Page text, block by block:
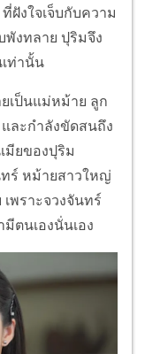
งใจเจ็บกับความ
พังทลาย ปุริมจึง
ท่านั้น
เป็นแม่หม้าย ลูก
ละกำลังขัดสนถึง
มียของปุริม
ร์ หม้ายสาวใหญ่
พราะจวงจันทร์
ตนเองนั่นเอง